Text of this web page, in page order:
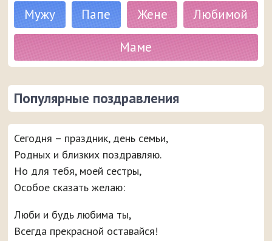
Мужу
Папе Жене
Любимой
Маме
Популярные поздравления
Сегодня – праздник, день семьи,
Родных и близких поздравляю.
Но для тебя, моей сестры,
Особое сказать желаю:
Люби и будь любима ты,
Всегда прекрасной оставайся!